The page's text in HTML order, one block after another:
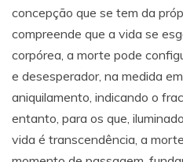
concepção que se tem da
compreende que a vida se
corpórea, a morte pode
e desesperador, na medida
aniquilamento, indicando o
entanto, para os que,
vida é transcendência, a